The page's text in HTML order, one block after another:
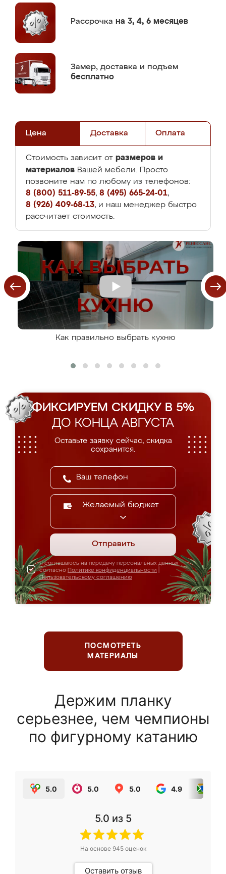
Рассрочка на 3, 4, 6 месяцев
Замер, доставка и подъем
бесплатно
Цена Доставка Оплата
Стоимость зависит от размеров и
материалов Вашей мебели. Просто
позвоните нам по любому из телефонов:
8 (800) 511-89-55, 8 (495) 665-24-01,
8 (926) 409-68-13, и наш менеджер быстро
рассчитает стоимость.
Как правильно выбрать кухню
ФИКСИРУЕМ СКИДКУ В 5%
ДО КОНЦА АВГУСТА
Оставьте заявку сейчас, скидка
сохранится.
Желаемый бюджет
Отправить
Я соглашаюсь на передачу персональных данных
согласно Политике конфиденциальности
Пользовательскому соглашению
ПОСМОТРЕТЬ
МАТЕРИАЛЫ
Держим планку
серьезнее, чем чемпионы
по фигурному катанию
5.0 5.0 5.0 4.9
5.0 из 5
На основе 945оценок
Оставить отзыв